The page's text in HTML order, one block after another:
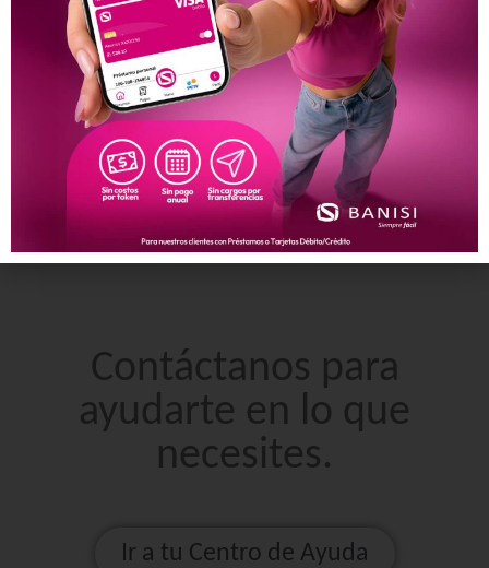
Contáctanos para
ayudarte en lo que
necesites.
Ir a tu Centro de Ayuda